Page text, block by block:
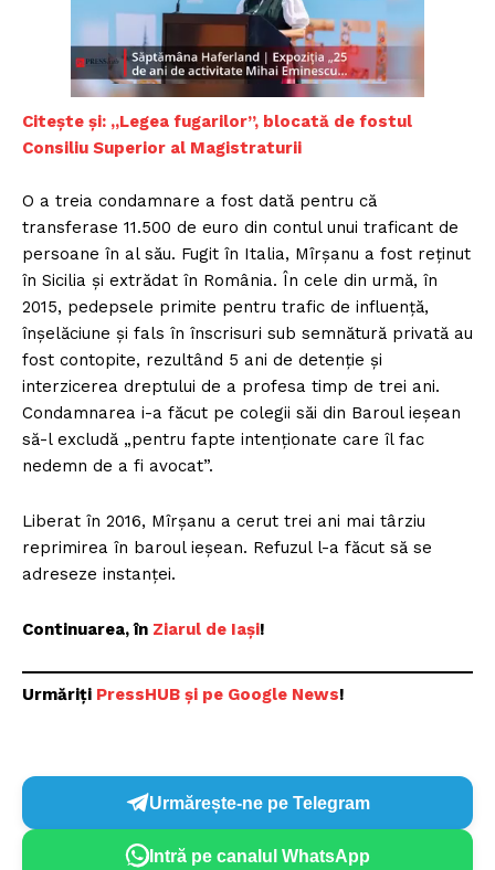
Citește și: „Legea fugarilor”, blocată de fostul
Consiliu Superior al Magistraturii
O a treia condamnare a fost dată pentru că
transferase 11.500 de euro din contul unui traficant de
persoane în al său. Fugit în Italia, Mîrșanu a fost reținut
în Sicilia și extrădat în România. În cele din urmă, în
2015, pedepsele primite pentru trafic de influență,
înșelăciune și fals în înscrisuri sub semnătură privată au
fost contopite, rezultând 5 ani de detenție și
interzicerea dreptului de a profesa timp de trei ani.
Condamnarea i-a făcut pe colegii săi din Baroul ieșean
să-l excludă „pentru fapte intenționate care îl fac
nedemn de a fi avocat”.
Liberat în 2016, Mîrșanu a cerut trei ani mai târziu
reprimirea în baroul ieșean. Refuzul l-a făcut să se
adreseze instanței.
Continuarea, în Ziarul de Iași!
Urmăriți PressHUB și pe Google News!
Urmărește-ne pe Telegram
Intră pe canalul WhatsApp